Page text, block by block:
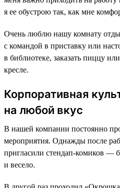
я ее обустрою так, как мне
Очень люблю нашу комнату
с командой в приставку или
в библиотеке, заказать пиццу
кресле.
Корпоративная
на любой вкус
В нашей компании постоянно
мероприятия. Однажды после
пригласили стендап-комиков —
и весело.